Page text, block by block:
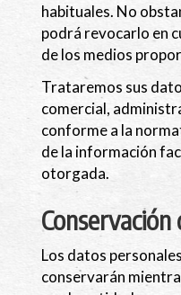
habituales. No
podrá revocarlo en
de los medios
Trataremos sus
comercial,
conforme a la
de la información
otorgada.
Los datos
conservarán